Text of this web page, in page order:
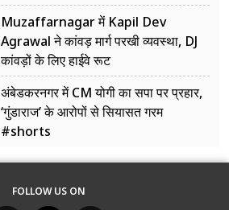
Muzaffarnagar में Kapil Dev
Agrawal ने कांवड़ मार्ग परखी व्यवस्था, DJ
कांवड़ों के लिए हाईवे रूट
अंबेडकरनगर में CM योगी का सपा पर प्रहार,
‘गुंडाराज’ के आरोपों से सियासत गरम
#shorts
FOLLOW US ON